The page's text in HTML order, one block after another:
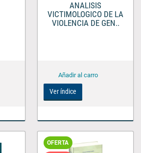
ANALISIS
VICTIMOLOGICO DE LA
VIOLENCIA DE GEN..
Ver índice
OFERTA